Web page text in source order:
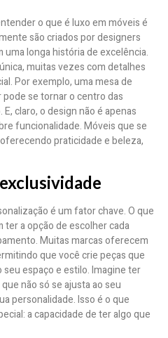
o que é luxo em móveis é
são criados por designers
longa história de excelência.
muitas vezes com detalhes
Por exemplo, uma mesa de
se tornar o centro das
claro, o design não é apenas
funcionalidade. Móveis que se
praticidade e beleza,
é um fator chave. O que
a opção de escolher cada
Muitas marcas oferecem
que você crie peças que
espaço e estilo. Imagine ter
não só se ajusta ao seu
personalidade. Isso é o que
a capacidade de ter algo que